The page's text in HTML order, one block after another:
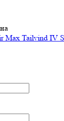
Max Tailvind IV